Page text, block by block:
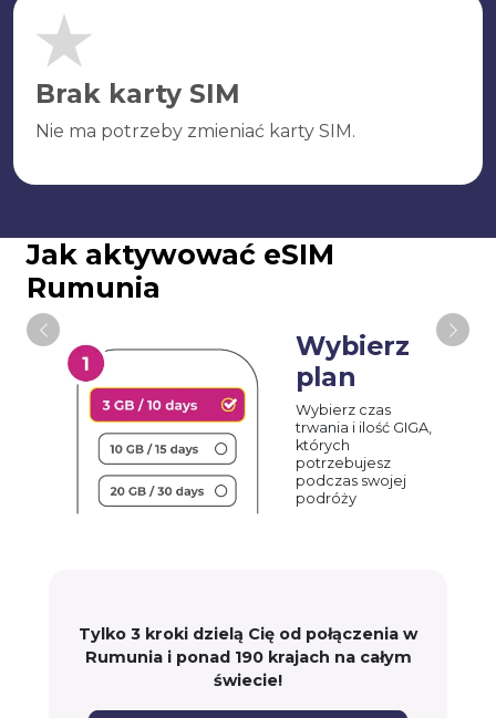
Brak karty SIM
Nie ma potrzeby zmieniać karty SIM.
Jak aktywować eSIM
Rumunia
Wybierz
plan
Wybierz czas
trwania i ilość GIGA,
których
potrzebujesz
podczas swojej
podróży
Tylko 3 kroki dzielą Cię od połączenia w
Rumunia i ponad 190 krajach na całym
świecie!